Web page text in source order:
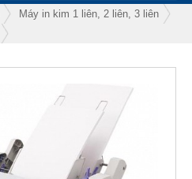
Máy in kim 1 liên, 2 liên, 3 liên